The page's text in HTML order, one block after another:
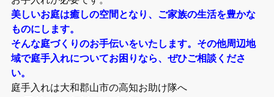
美しいお庭は癒しの空間となり、ご家族の生活を豊かな
ものにします。
そんな庭づくりのお手伝いをいたします。その他周辺地
域で庭手入れについてお困りなら、ぜひご相談くださ
い。
庭手入れは大和郡山市の高知お助け隊へ